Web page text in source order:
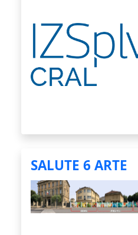
SALUTE 6 ARTE